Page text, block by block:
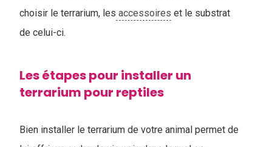
choisir le terrarium, les accessoires et le substrat
de celui-ci.
Les étapes pour installer un
terrarium pour reptiles
Bien installer le terrarium de votre animal permet de